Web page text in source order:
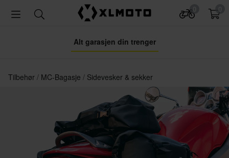
Alt garasjen din trenger
Tilbehør MC-Bagasje Sidevesker & sekker